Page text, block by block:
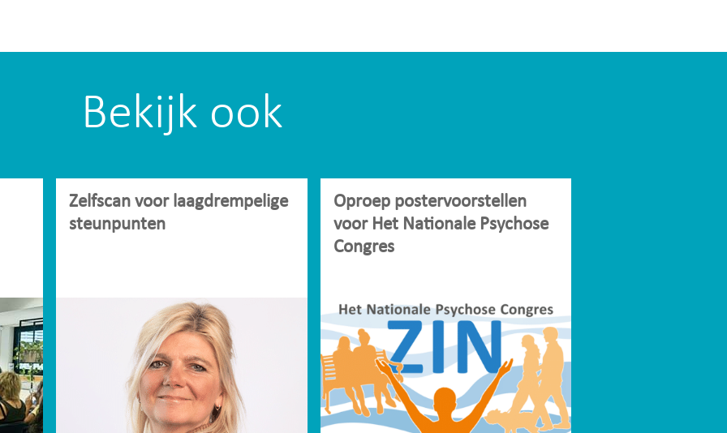
Bekijk ook
Zelfscan voor laagdrempelige
steunpunten
Oproep postervoorstellen
voor Het Nationale Psychose
Congres